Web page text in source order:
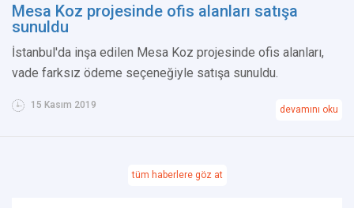
Mesa Koz projesinde ofis alanları satışa
sunuldu
İstanbul'da inşa edilen Mesa Koz projesinde ofis alanları,
vade farksız ödeme seçeneğiyle satışa sunuldu.
15 Kasım 2019 devamını oku
tüm haberlere göz at